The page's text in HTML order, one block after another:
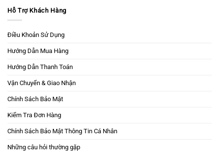
Hỗ Trợ Khách Hàng
Điều Khoản Sử Dụng
Hướng Dẫn Mua Hàng
Hướng Dẫn Thanh Toán
Vận Chuyển & Giao Nhận
Chính Sách Bảo Mật
Kiểm Tra Đơn Hàng
Chính Sách Bảo Mật Thông Tin Cá Nhân
Những câu hỏi thường gặp